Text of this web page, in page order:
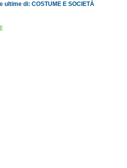
ultime di: COSTUME E SOCIETÀ